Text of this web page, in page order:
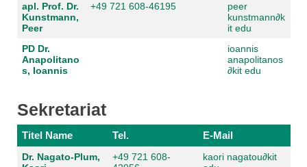
apl. Prof. Dr.
Kunstmann,
Peer
+49 721 608-46195
peer
kunstmann∂k
it edu
PD Dr.
Anapolitano
s, Ioannis
ioannis
anapolitanos
∂kit edu
Sekretariat
Titel Name Tel. E-Mail
Dr. Nagato-Plum,
+49 721 608-
kaori nagatou∂kit